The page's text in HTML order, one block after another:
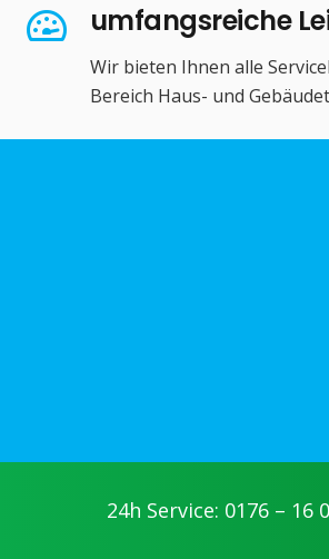
umfangsreiche
Wir bieten Ihnen alle
Bereich Haus- und
24h Service: 0176 – 16